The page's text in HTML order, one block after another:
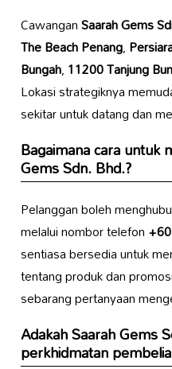
CawanganSaarah Gems
The Beach Penang,
Bungah,11200 Tanjung
Lokasi strategiknya
sekitar untuk datang dan
Bagaimana cara untuk
Gems Sdn. Bhd.?
Pelanggan boleh
melalui nombor telefon
sentiasa bersedia untuk
tentang produk dan
sebarang pertanyaan
AdakahSaarah Gems
perkhidmatan